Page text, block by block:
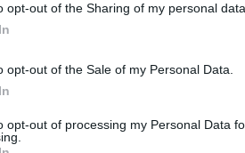
opt-out of the Sharing of my personal data.
opt-out of the Sale of my Personal Data.
opt-out of processing my Personal Data
szegődhet, csakis egy
nézhettünk már meg a
amelyek miatt tutira